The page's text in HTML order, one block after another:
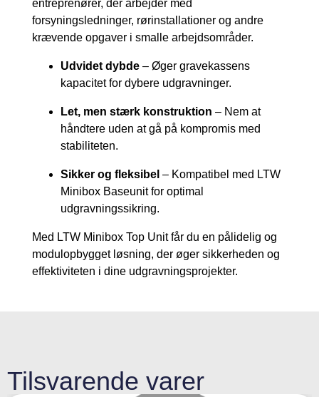
entreprenører, der arbejder med
forsyningsledninger, rørinstallationer og andre
krævende opgaver i smalle arbejdsområder.
Udvidet dybde – Øger gravekassens
kapacitet for dybere udgravninger.
Let, men stærk konstruktion – Nem at
håndtere uden at gå på kompromis med
stabiliteten.
Sikker og fleksibel – Kompatibel med LTW
Minibox Baseunit for optimal
udgravningssikring.
Med LTW Minibox Top Unit får du en pålidelig og
modulopbygget løsning, der øger sikkerheden og
effektiviteten i dine udgravningsprojekter.
Tilsvarende varer